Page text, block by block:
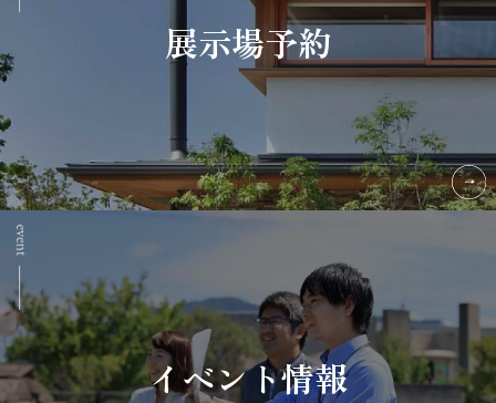
展示場予約
イベント情報